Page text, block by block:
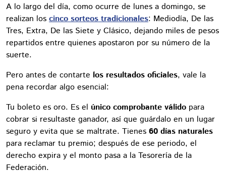
A lo largo del día, como ocurre de lunes a domingo, se
realizan los cinco sorteos tradicionales: Mediodía, De las
Tres, Extra, De las Siete y Clásico, dejando miles de pesos
repartidos entre quienes apostaron por su número de la
suerte.
Pero antes de contarte los resultados oficiales, vale la
pena recordar algo esencial:
Tu boleto es oro. Es el único comprobante válido para
cobrar si resultaste ganador, así que guárdalo en un lugar
seguro y evita que se maltrate. Tienes 60 días naturales
para reclamar tu premio; después de ese periodo, el
derecho expira y el monto pasa a la Tesorería de la
Federación.